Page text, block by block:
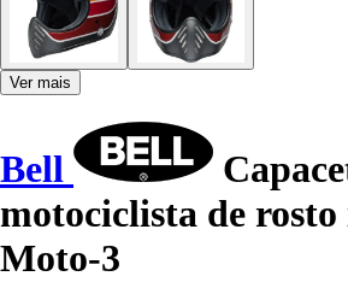
Ver mais
Bell
motociclista de
Moto-3